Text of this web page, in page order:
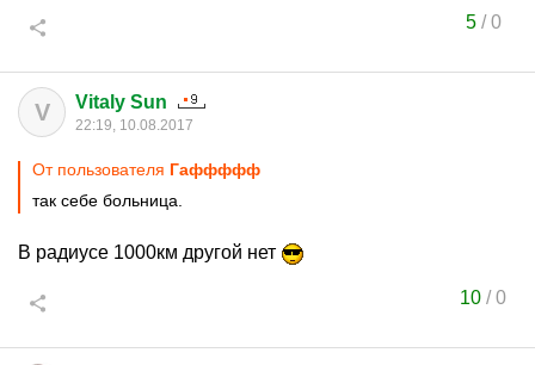
5/0
V Vitaly Sun
22:19, 10.08.2017
От пользователя Гаффффф
так себе больница.
В радиусе 1000км другой нет
10 /0